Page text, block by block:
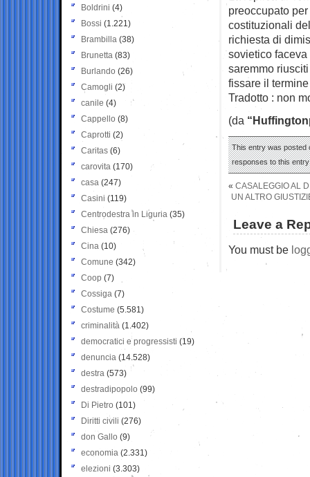
preoccupato
costituzionali
richiesta di
sovietico
saremmo
fissare il
Tradotto : non
(da
This entry was posted
responses to this
« CASALEGGIO AL
UN ALTRO
Leave a
You must be
Boldrini (4)
Bossi (1.221)
Brambilla (38)
Brunetta (83)
Burlando (26)
Camogli (2)
canile (4)
Cappello (8)
Caprotti (2)
Caritas (6)
carovita (170)
casa (247)
Casini (119)
Centrodestra in Liguria (35)
Chiesa (276)
Cina (10)
Comune (342)
Coop (7)
Cossiga (7)
Costume (5.581)
criminalità (1.402)
democratici e progressisti (19)
denuncia (14.528)
destra (573)
destradipopolo (99)
Di Pietro (101)
Diritti civili (276)
don Gallo (9)
economia (2.331)
elezioni (3.303)